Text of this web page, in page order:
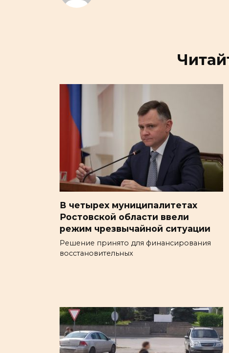
В четырех муниципалитетах
Ростовской области ввели
режим чрезвычайной ситуации
Решение принято для финансирования
восстановительных